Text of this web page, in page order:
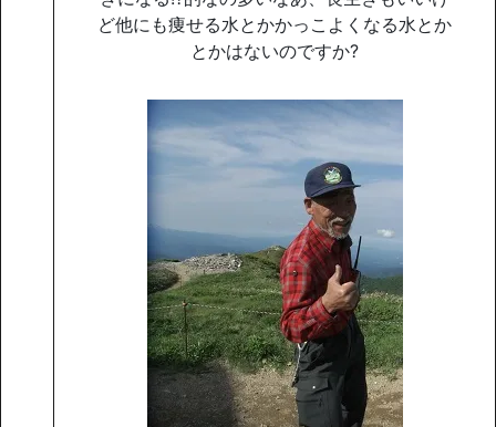
ど他にも痩せる水とかかっこよくなる水とか
とかはないのですか?